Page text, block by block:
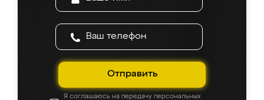
Отправить
Я соглашаюсь на передачу персональных